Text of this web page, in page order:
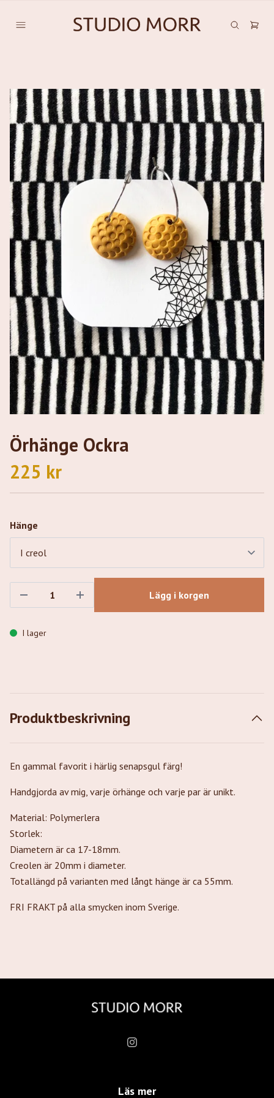
Örhänge Ockra
225 kr
Hänge
Lägg i korgen
I lager
Produktbeskrivning
En gammal favorit i härlig senapsgul färg!
Handgjorda av mig, varje örhänge och varje par är unikt.
Material: Polymerlera
Storlek:
Diametern är ca 17-18mm.
Creolen är 20mm i diameter.
Totallängd på varianten med långt hänge är ca 55mm.
FRI FRAKT på alla smycken inom Sverige.
Läs mer